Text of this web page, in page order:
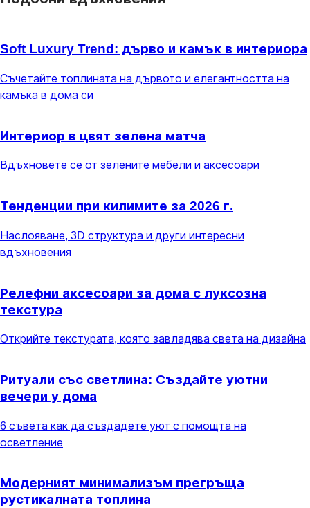
Soft Luxury Trend: дърво и камък в интериора
Съчетайте топлината на дървото и елегантността на
камъка в дома си
Интериор в цвят зелена матча
Вдъхновете се от зелените мебели и аксесоари
Тенденции при килимите за 2026 г.
Наслояване, 3D структура и други интересни
вдъхновения
Релефни аксесоари за дома с луксозна
текстура
Открийте текстурата, която завладява света на дизайна
Ритуали със светлина: Създайте уютни
вечери у дома
6 съвета как да създадете уют с помощта на
осветление
Модерният минимализъм прегръща
рустикалната топлина